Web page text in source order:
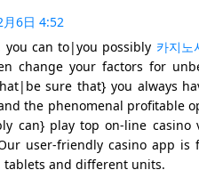
6日 4:52
you can to|you possibly 카지노
change your factors for
sure that} you always
the phenomenal profitable
can} play top on-line casino
user-friendly casino app
tablets and different units.